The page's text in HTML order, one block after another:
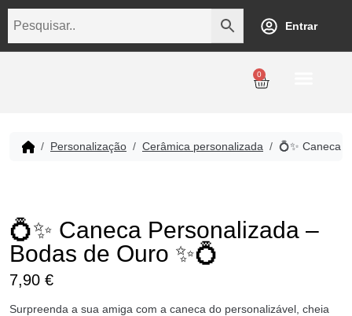
Entrar
0
Personalização Cerâmica personalizada 💍✨ Caneca
💍✨ Caneca Personalizada –
Bodas de Ouro ✨💍
7,90 €
Surpreenda a sua amiga com a caneca do personalizável, cheia